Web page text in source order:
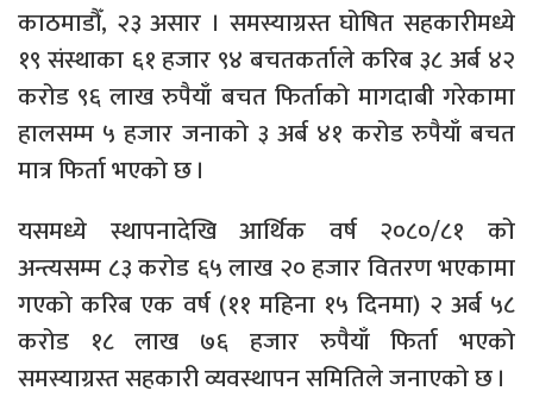
काठमाडौँ, २३ असार । समस्याग्रस्त घोषित सहकारीमध्ये
१९ संस्थाका ६१ हजार ९४ बचतकर्ताले करिब ३८ अर्ब ४२
करोड ९६ लाख रुपैयाँ बचत फिर्ताको मागदाबी गरेकामा
हालसम्म ५ हजार जनाको ३ अर्ब ४१ करोड रुपैयाँ बचत
मात्र फिर्ता भएको छ ।
यसमध्ये स्थापनादेखि आर्थिक वर्ष २०८०/८१ को
अन्त्यसम्म ८३ करोड ६५ लाख २० हजार वितरण भएकामा
गएको करिब एक वर्ष (११ महिना १५ दिनमा) २ अर्ब ५८
करोड १८ लाख ७६ हजार रुपैयाँ फिर्ता भएको
समस्याग्रस्त सहकारी व्यवस्थापन समितिले जनाएको छ ।